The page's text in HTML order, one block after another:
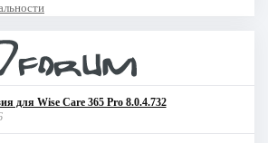
для Wise Care 365 Pro 8.0.4.732